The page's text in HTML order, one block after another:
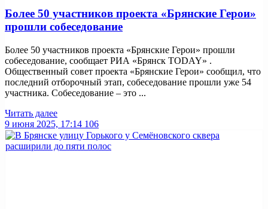
Более 50 участников проекта «Брянские Герои»
прошли собеседование
Более 50 участников проекта «Брянские Герои» прошли
собеседование, сообщает РИА «Брянск TODAY» .
Общественный совет проекта «Брянские Герои» сообщил, что
последний отборочный этап, собеседование прошли уже 54
участника. Собеседование – это ...
Читать далее
9 июня 2025, 17:14 106